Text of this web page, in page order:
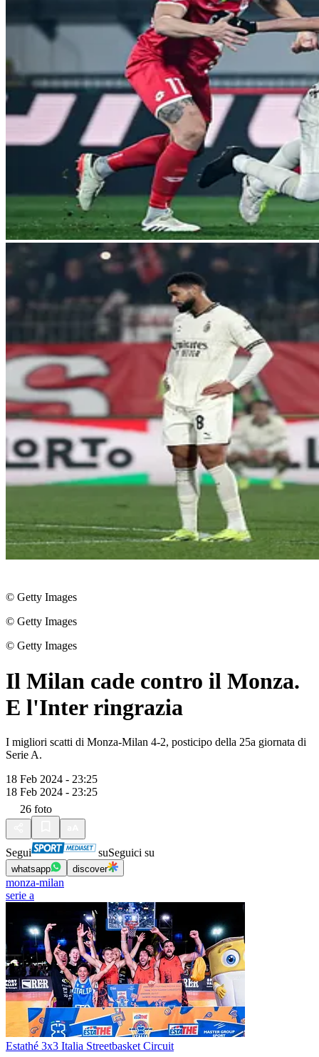
© Getty Images
© Getty Images
© Getty Images
Il Milan cade contro il Monza.
E l'Inter ringrazia
I migliori scatti di Monza-Milan 4-2, posticipo della 25a giornata di
Serie A.
18 Feb 2024 - 23:25
18 Feb 2024 - 23:25
26 foto
Segui suSeguici su
whatsapp discover
monza-milan
serie a
Estathé 3x3 Italia Streetbasket Circuit